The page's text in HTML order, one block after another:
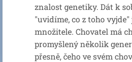
znalost genetiky. Dát k
"uvidíme, co z toho vyjde"
množitele. Chovatel má
promyšlený několik
přesně, čeho ve svém